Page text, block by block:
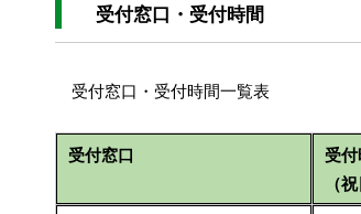
受付窓口・受付時間
受付窓口・受付時間一覧表
受付窓口
受
（